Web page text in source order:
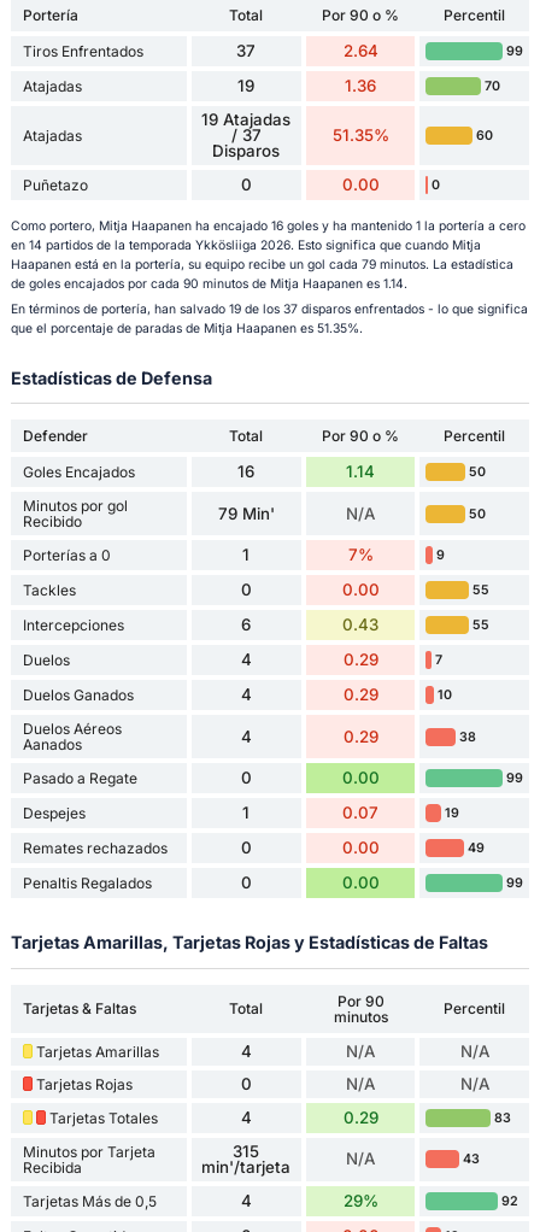
Portería Total Por 90 o %
Percentil
Tiros Enfrentados
37 2.64 99
Atajadas 19 1.36 70
Atajadas
19 Atajadas
/ 37
Disparos
51.35% 60
Puñetazo 0 0.00 0
Como portero, Mitja Haapanen ha encajado 16 goles y ha mantenido 1 la portería a cero
en 14 partidos de la temporada Ykkösliiga 2026. Esto significa que cuando Mitja
Haapanen está en la portería, su equipo recibe un gol cada 79 minutos. La estadística
de goles encajados por cada 90 minutos de Mitja Haapanen es 1.14.
En términos de portería, han salvado 19 de los 37 disparos enfrentados - lo que significa
que el porcentaje de paradas de Mitja Haapanen es 51.35%.
Estadísticas de Defensa
Defender Total Por 90 o %
Percentil
Goles Encajados
16 1.14 50
Minutos por gol
Recibido
79 Min' N/A 50
Porterías a 0 1 7% 9
Tackles 0 0.00 55
Intercepciones 6 0.43 55
Duelos 4 0.29 7
Duelos Ganados 4 0.29 10
Duelos Aéreos
Aanados
4 0.29 38
Pasado a Regate 0 0.00 99
Despejes 1 0.07 19
Remates rechazados 0 0.00 49
Penaltis Regalados 0 0.00 99
Tarjetas Amarillas, Tarjetas Rojas y Estadísticas de Faltas
Tarjetas & Faltas Total
Por 90
minutos
Percentil
Tarjetas Amarillas 4 N/A N/A
Tarjetas Rojas 0 N/A N/A
Tarjetas Totales 4 0.29 83
Minutos por Tarjeta
Recibida
315
min'/tarjeta
N/A 43
Tarjetas Más de 0,5 4 29% 92